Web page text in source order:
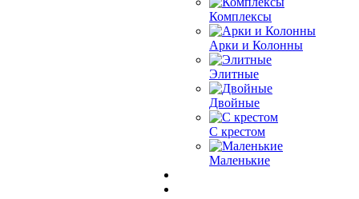
Комплексы
Арки и Колонны
Элитные
Двойные
С крестом
Маленькие